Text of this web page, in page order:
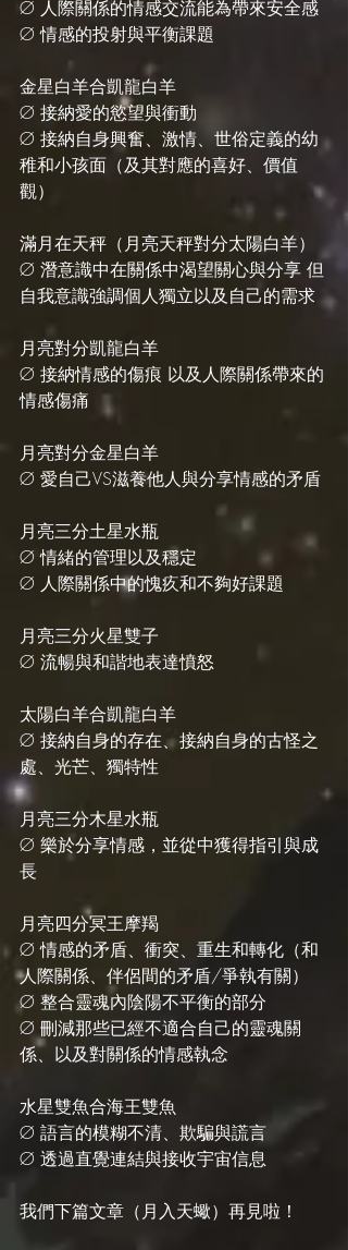
Ø 人際關係的情感交流能為帶來安全感
Ø 情感的投射與平衡課題
金星白羊合凱龍白羊
Ø 接納愛的慾望與衝動
Ø 接納自身興奮、激情、世俗定義的幼
稚和小孩面（及其對應的喜好、價值
觀）
滿月在天秤（月亮天秤對分太陽白羊）
Ø 潛意識中在關係中渴望關心與分享 但
自我意識強調個人獨立以及自己的需求
月亮對分凱龍白羊
Ø 接納情感的傷痕 以及人際關係帶來的
情感傷痛
月亮對分金星白羊
Ø 愛自己VS滋養他人與分享情感的矛盾
月亮三分土星水瓶
Ø 情緒的管理以及穩定
Ø 人際關係中的愧疚和不夠好課題
月亮三分火星雙子
Ø 流暢與和諧地表達憤怒
太陽白羊合凱龍白羊
Ø 接納自身的存在、接納自身的古怪之
處、光芒、獨特性
月亮三分木星水瓶
Ø 樂於分享情感，並從中獲得指引與成
長
月亮四分冥王摩羯
Ø 情感的矛盾、衝突、重生和轉化（和
人際關係、伴侶間的矛盾/爭執有關）
Ø 整合靈魂內陰陽不平衡的部分
Ø 刪減那些已經不適合自己的靈魂關
係、以及對關係的情感執念
水星雙魚合海王雙魚
Ø 語言的模糊不清、欺騙與謊言
Ø 透過直覺連結與接收宇宙信息
我們下篇文章（月入天蠍）再見啦！